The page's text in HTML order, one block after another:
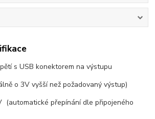
s USB konektorem na výstupu
o 3V vyšší než požadovaný výstup)
(automatické přepínání dle připojeného